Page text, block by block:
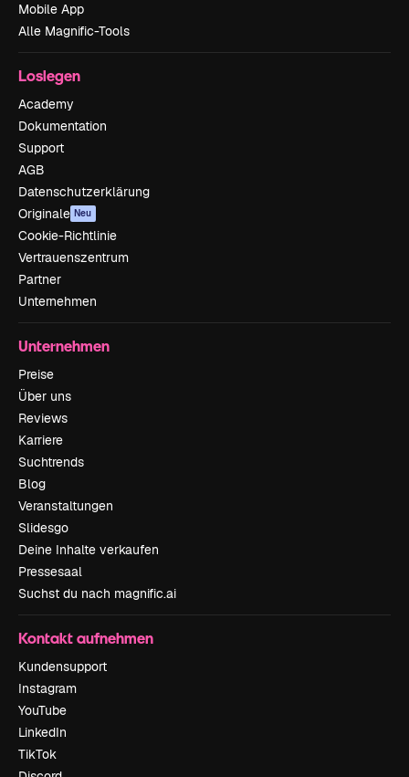
Mobile App
Alle Magnific-Tools
Loslegen
Academy
Dokumentation
Support
AGB
Datenschutzerklärung
Originale Neu
Cookie-Richtlinie
Vertrauenszentrum
Partner
Unternehmen
Unternehmen
Preise
Über uns
Reviews
Karriere
Suchtrends
Blog
Veranstaltungen
Slidesgo
Deine Inhalte verkaufen
Pressesaal
Suchst du nach magnific.ai
Kontakt aufnehmen
Kundensupport
Instagram
YouTube
LinkedIn
TikTok